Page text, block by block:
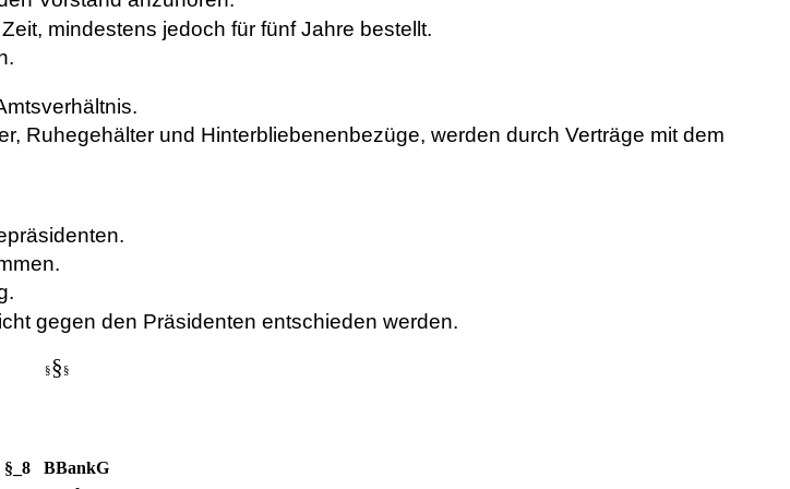
mindestens jedoch für fünf Jahre bestellt.
Ruhegehälter und Hinterbliebenenbezüge, werden durch Verträge mit dem
gegen den Präsidenten entschieden werden.
§§ §
§_8 BBankG